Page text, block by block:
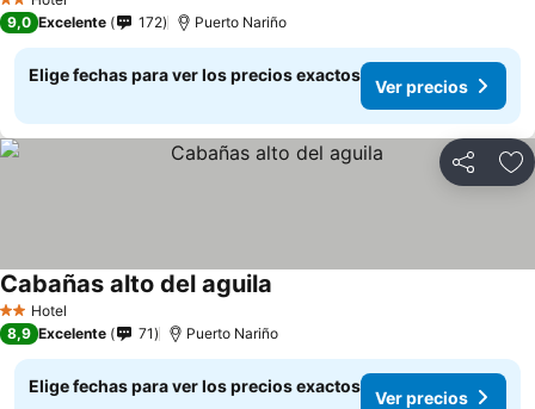
2 Estrellas
9,0 Excelente 172 Puerto Nariño
Elige fechas para ver los precios exactos
Ver precios
Compartir
2 Estrellas
Hotel
Cabañas alto del aguila
8,9 Excelente 71 Puerto Nariño
Elige fechas para ver los precios exactos
Ver precios